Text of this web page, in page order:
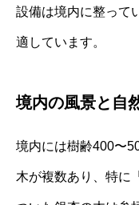
設備は境内に整って
適しています。
境内の風景と自
境内には樹齢400〜
木が複数あり、特に